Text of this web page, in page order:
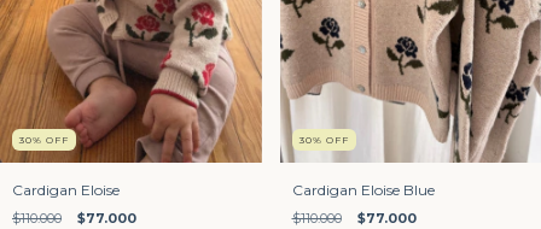
30% OFF
Cardigan Eloise
$110.000 $77.000
30% OFF
Cardigan Eloise Blue
$110.000 $77.000